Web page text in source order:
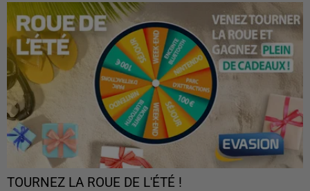
TOURNEZ LA ROUE DE L'ÉTÉ !